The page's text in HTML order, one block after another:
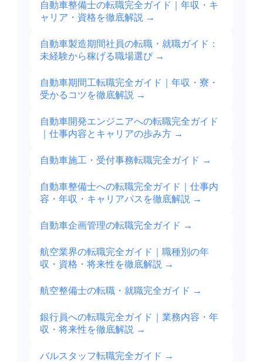
自動車整備士の転職完全ガイド｜年収・キ
ャリア・資格を徹底解説 →
自動車製造期間社員の転職・就職ガイド：
未経験から稼げる職場選び →
自動車期間工転職完全ガイド｜年収・寮・
受かるコツを徹底解説 →
自動車開発エンジニアへの転職完全ガイド
｜仕事内容とキャリアの歩み方 →
自動車施工・受付事務転職完全ガイド →
自動車整備士への転職完全ガイド｜仕事内
容・年収・キャリアパスを徹底解説 →
自動車企画管理の転職完全ガイド →
航空業界の転職完全ガイド｜職種別の年
収・資格・将来性を徹底解説 →
航空整備士の転職・就職完全ガイド →
銀行員への転職完全ガイド｜業務内容・年
収・将来性を徹底解説 →
バルスタッフ転職完全ガイド →